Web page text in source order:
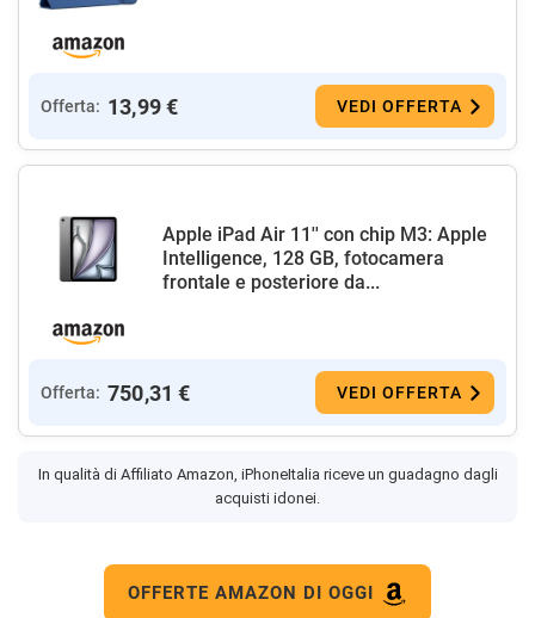
Offerta: 13,99 € VEDI OFFERTA
Apple iPad Air 11'' con chip M3: Apple
Intelligence, 128 GB, fotocamera
frontale e posteriore da...
Offerta: 750,31 € VEDI OFFERTA
In qualità di Affiliato Amazon, iPhoneItalia riceve un guadagno dagli
acquisti idonei.
OFFERTE AMAZON DI OGGI